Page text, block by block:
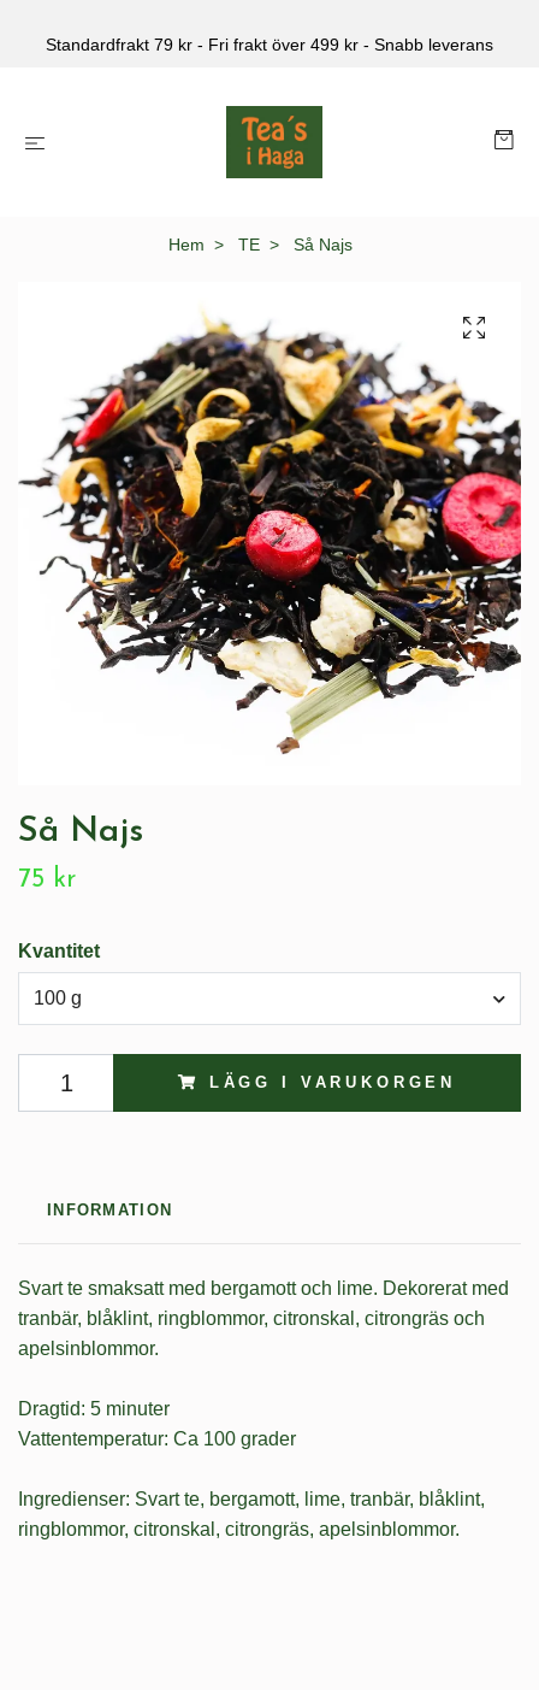
Standardfrakt 79 kr - Fri frakt över 499 kr - Snabb leverans
Hem TE Så Najs
Så Najs
75 kr
Kvantitet
100 g
LÄGG I VARUKORGEN
INFORMATION
Svart te smaksatt med bergamott och lime. Dekorerat med
tranbär, blåklint, ringblommor, citronskal, citrongräs och
apelsinblommor.
Dragtid: 5 minuter
Vattentemperatur: Ca 100 grader
Ingredienser: Svart te, bergamott, lime, tranbär, blåklint,
ringblommor, citronskal, citrongräs, apelsinblommor.